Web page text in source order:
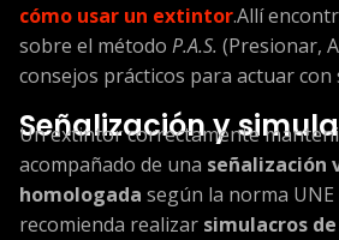
cómo usar un extintor.Allí
sobre el método P.A.S. (Presionar,
consejos prácticos para actuar con
Señalización y
Un extintor correctamente
acompañado de una señalización
homologada según la norma UNE
recomienda realizar simulacros